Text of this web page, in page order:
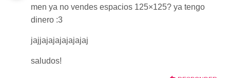
men ya no vendes espacios 125×125? ya tengo
dinero :3
jajjajajajajajajaj
saludos!